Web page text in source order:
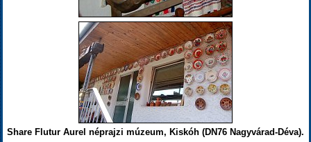
Share Flutur Aurel néprajzi múzeum, Kiskóh (DN76 Nagyvárad-Déva).